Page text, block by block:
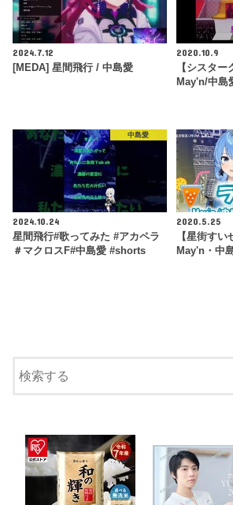
2024.7.12
[MEDA] 星間飛行 / 中島愛
2020.10.9
【シスタ
May'n/中島
中島愛
2024.10.24
星間飛行#歌ってみた #アカペラ
＃マクロスF#中島愛 #shorts
2020.5.25
【星街す
May'n・中